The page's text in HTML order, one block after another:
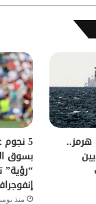
س
ب
ك
ي
و
ب
هرمز.. 5
منذ